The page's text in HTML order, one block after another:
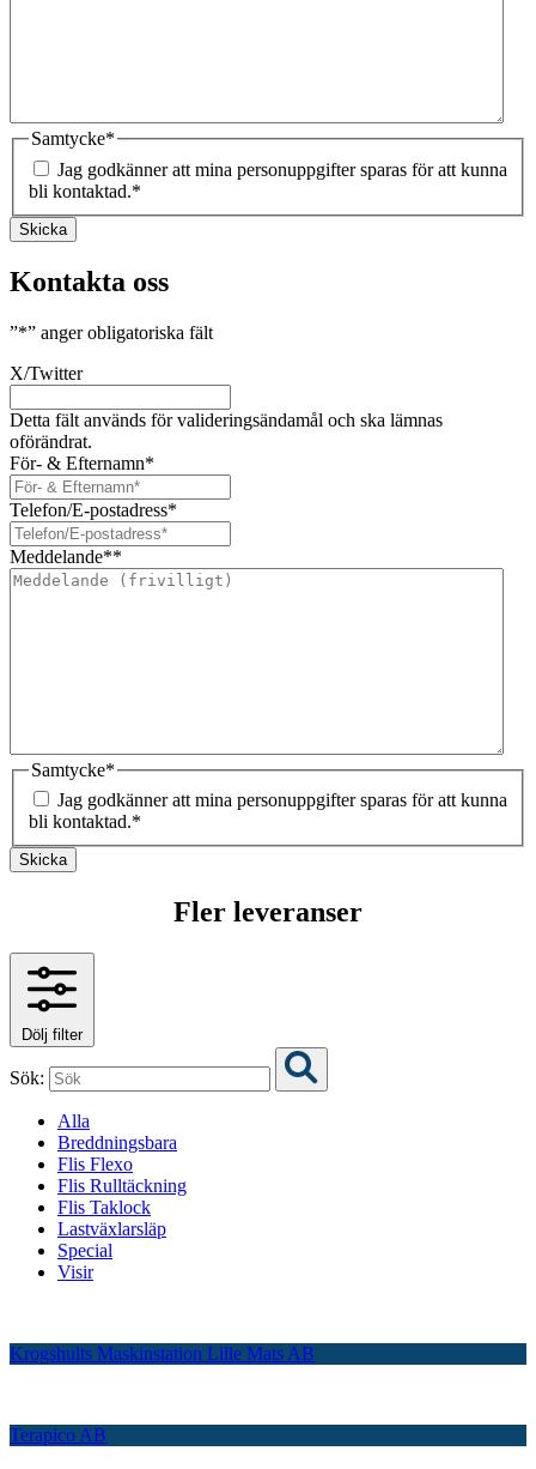
Samtycke*
Jag godkänner att mina personuppgifter sparas för att kunna
bli kontaktad.*
Skicka
Kontakta oss
”*” anger obligatoriska fält
X/Twitter
Detta fält används för valideringsändamål och ska lämnas
oförändrat.
För- & Efternamn*
Telefon/E-postadress*
Meddelande**
Samtycke*
Jag godkänner att mina personuppgifter sparas för att kunna
bli kontaktad.*
Skicka
Fler leveranser
Dölj filter
Sök:
Alla
Breddningsbara
Flis Flexo
Flis Rulltäckning
Flis Taklock
Lastväxlarsläp
Special
Visir
Krogshults Maskinstation Lille Mats AB
Terapico AB